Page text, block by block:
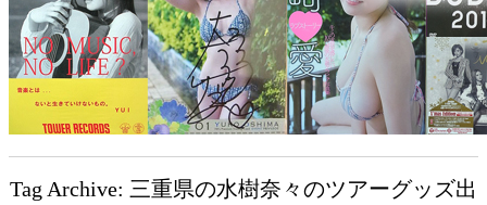
Tag Archive: 三重県の水樹奈々のツアーグッズ出